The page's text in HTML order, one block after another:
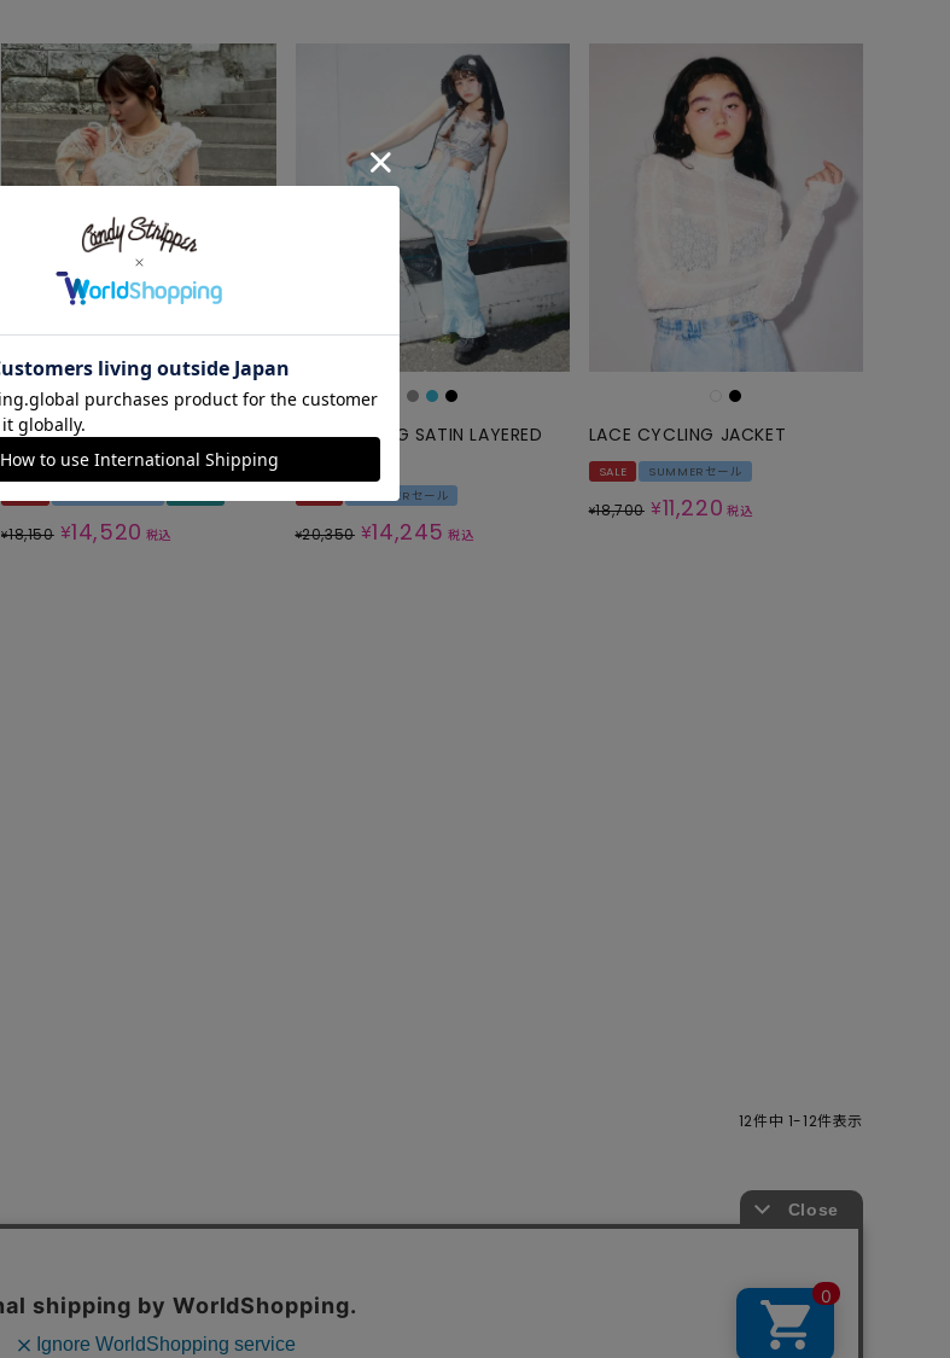
ASYMMETRY TULLE MINI ONE-
PIECE
¥18,150 ¥14,520 税込
FASCINATING SATIN LAYERED
SUMMERセール
¥20,350 ¥14,245 税込
LACE CYCLING JACKET
SALE SUMMERセール
¥18,700 ¥11,220 税込
12件中 1-12件表示
お問い合わせ RECRUIT